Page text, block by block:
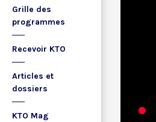
Grille des
programmes
Recevoir KTO
Articles et
dossiers
KTO Mag